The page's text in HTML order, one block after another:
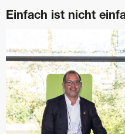
Einfach ist nicht